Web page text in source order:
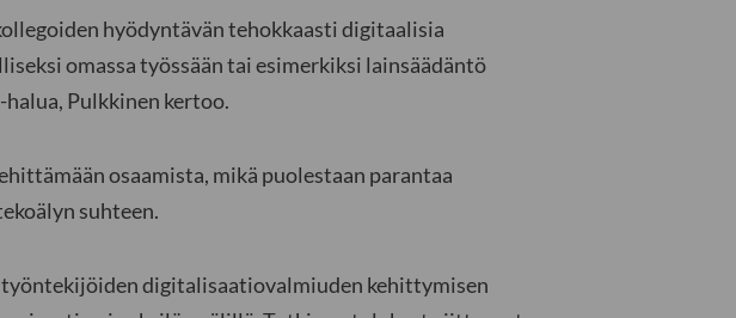
hyödyntävän tehokkaasti digitaalisia
omassa työssään tai esimerkiksi lainsäädäntö
Pulkkinen kertoo.
osaamista, mikä puolestaan parantaa
suhteen.
digitalisaatiovalmiuden kehittymisen